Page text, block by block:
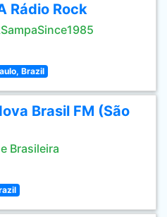
Rádio Rock
Brazil
Brasil FM (São
Brasileira